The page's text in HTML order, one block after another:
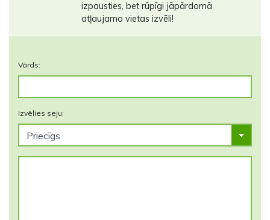
izpausties, bet rūpīgi jāpārdomā
atļaujamo vietas izvēli!
Vārds:
Izvēlies seju: